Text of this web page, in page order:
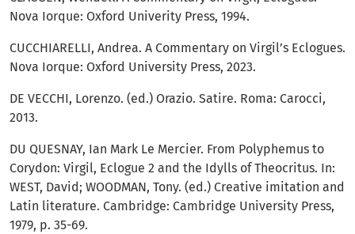
Nova Iorque: Oxford Univerity Press, 1994.
CUCCHIARELLI, Andrea. A Commentary on Virgil’s Eclogues.
Nova Iorque: Oxford University Press, 2023.
DE VECCHI, Lorenzo. (ed.) Orazio. Satire. Roma: Carocci,
2013.
DU QUESNAY, Ian Mark Le Mercier. From Polyphemus to
Corydon: Virgil, Eclogue 2 and the Idylls of Theocritus. In:
WEST, David; WOODMAN, Tony. (ed.) Creative imitation and
Latin literature. Cambridge: Cambridge University Press,
1979, p. 35-69.